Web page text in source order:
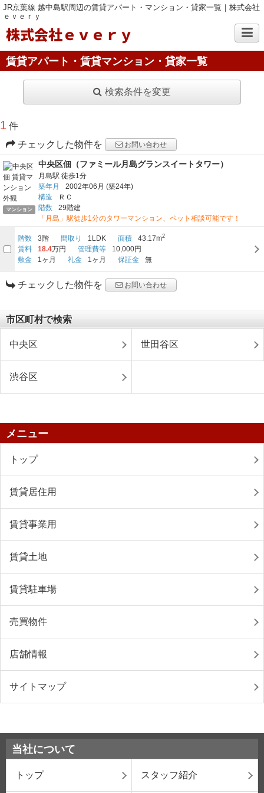
JR京葉線 越中島駅周辺の賃貸アパート・マンション・貸家一覧｜株式会社
ｅｖｅｒｙ
株式会社ｅｖｅｒｙ
賃貸アパート・賃貸マンション・貸家一覧
検索条件を変更
1 件
チェックした物件を
お問い合わせ
マンション
中央区佃（ファミール月島グランスイートタワー）
月島駅 徒歩1分
築年月
2002年06月 (築24年)
構造
ＲＣ
階数
29階建
「月島」駅徒歩1分のタワーマンション、ペット相談可能です！
階数 3階 間取り 1LDK 面積 43.17m2
賃料 18.4万円 管理費等
10,000円
敷金
1ヶ月 礼金 1ヶ月 保証金 無
チェックした物件を お問い合わせ
市区町村で検索
中央区 世田谷区
渋谷区
メニュー
トップ
賃貸居住用
賃貸事業用
賃貸土地
賃貸駐車場
売買物件
店舗情報
サイトマップ
当社について
トップ スタッフ紹介